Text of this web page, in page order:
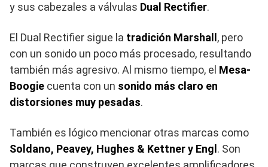
y sus cabezales a válvulas Dual Rectifier.
El Dual Rectifier sigue la tradición Marshall , pero
con un sonido un poco más procesado, resultando
también más agresivo. Al mismo tiempo, el Mesa-
Boogie cuenta con un sonido más claro en
distorsiones muy pesadas.
También es lógico mencionar otras marcas como
Soldano, Peavey, Hughes & Kettner y Engl . Son